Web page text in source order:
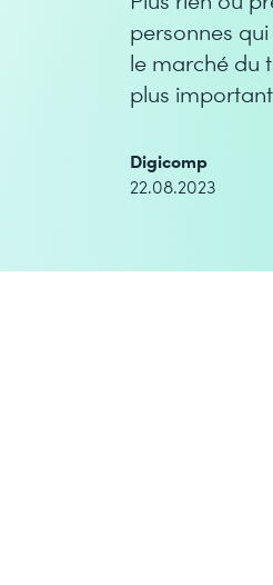
personnes
le marché du
plus
Digicomp
22.08.2023